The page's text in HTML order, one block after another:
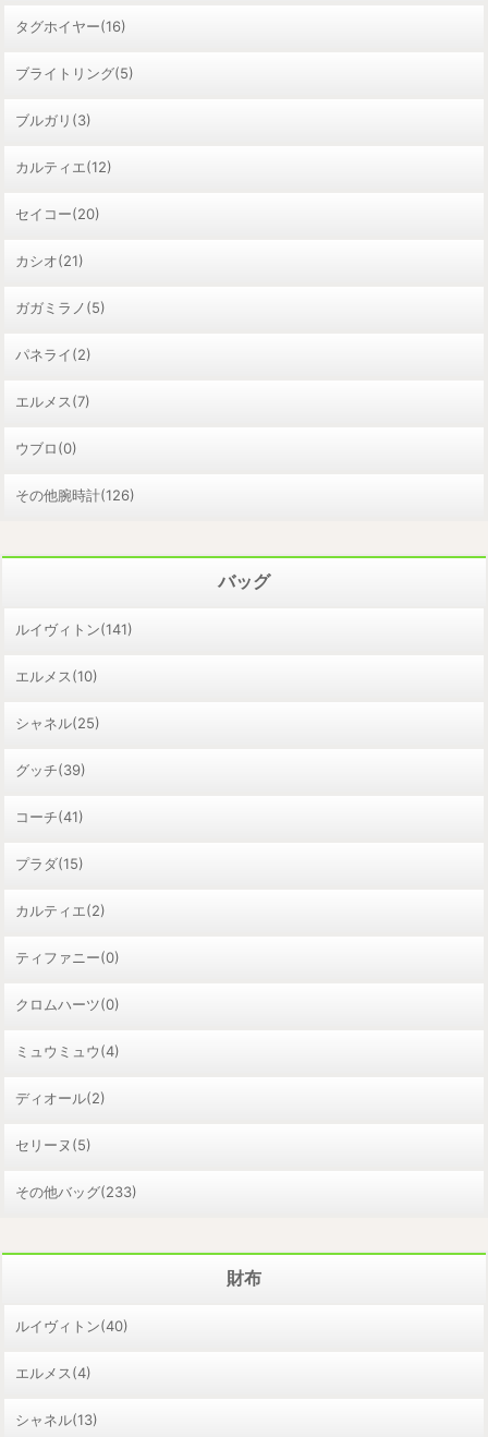
タグホイヤー(16)
ブライトリング(5)
ブルガリ(3)
カルティエ(12)
セイコー(20)
カシオ(21)
ガガミラノ(5)
パネライ(2)
エルメス(7)
ウブロ(0)
その他腕時計(126)
バッグ
ルイヴィトン(141)
エルメス(10)
シャネル(25)
グッチ(39)
コーチ(41)
プラダ(15)
カルティエ(2)
ティファニー(0)
クロムハーツ(0)
ミュウミュウ(4)
ディオール(2)
セリーヌ(5)
その他バッグ(233)
財布
ルイヴィトン(40)
エルメス(4)
シャネル(13)